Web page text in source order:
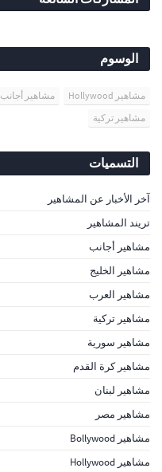
الوسوم
مشاهير Hollywood مشاهير أجانب
مشاهير تركية
التسميات
آخر الأخبار عن المشاهير
تريند المشاهير
مشاهير أجانب
مشاهير الخليج
مشاهير العرب
مشاهير تركية
مشاهير سورية
مشاهير كرة القدم
مشاهير لبنان
مشاهير مصر
مشاهير Bollywood
مشاهير Hollywood